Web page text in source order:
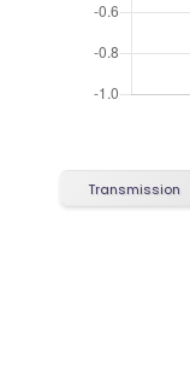
Transmission